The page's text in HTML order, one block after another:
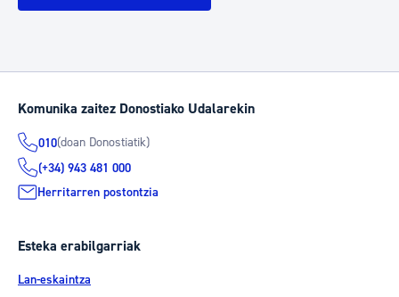
Komunika zaitez Donostiako Udalarekin
010(doan Donostiatik)
(+34) 943 481 000
Herritarren postontzia
Esteka erabilgarriak
Lan-eskaintza